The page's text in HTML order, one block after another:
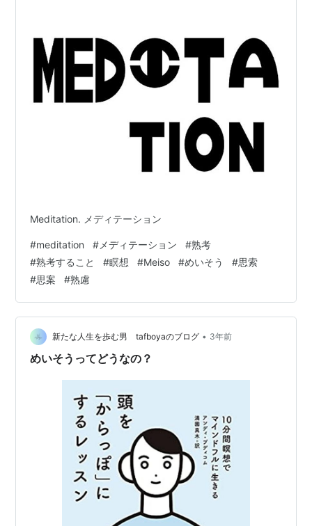
Meditation. メディテーション
#meditation # メディテーション #熟考
#熟考すること #瞑想 #Meiso #めいそう #思索
#思案 #熟慮
新たな人生を歩む男 tafboyaのブログ • 3年前
めいそうってどうなの？